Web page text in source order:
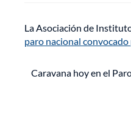
La Asociación de
paro nacional convocado
Caravana hoy en el